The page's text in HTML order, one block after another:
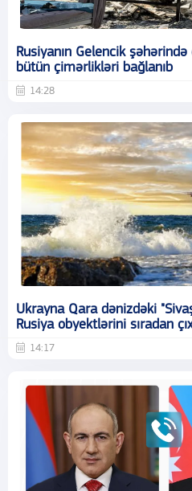
Rusiyanın Gelencik
bütün çimərlikləri bağlanıb
14:28
Ukrayna Qara dənizdəki
Rusiya obyektlərini sıradan
14:17